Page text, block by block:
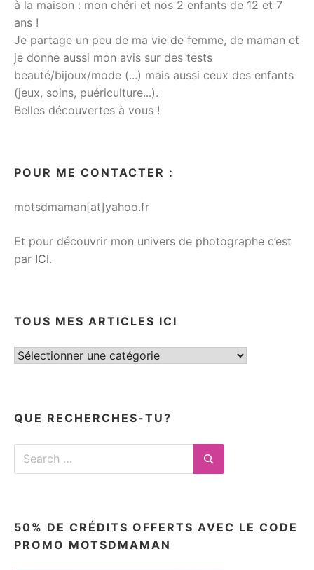
à la maison : mon chéri et nos 2 enfants de 12 et 7
ans !
Je partage un peu de ma vie de femme, de maman et
je donne aussi mon avis sur des tests
beauté/bijoux/mode (...) mais aussi ceux des enfants
(jeux, soins, puériculture...).
Belles découvertes à vous !
POUR ME CONTACTER :
motsdmaman[at]yahoo.fr
Et pour découvrir mon univers de photographe c’est
par ICI.
TOUS MES ARTICLES ICI
Tous
QUE RECHERCHES-TU?
Search
Search
50% DE CRÉDITS OFFERTS AVEC LE CODE
PROMO MOTSDMAMAN